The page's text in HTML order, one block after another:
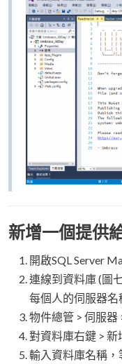
新增一個提供
開啟SQL Server
連線到資料庫 (圖
每個人的伺服器
物件總管 > 伺服器
對資料庫右鍵 > 新
輸入資料庫名稱